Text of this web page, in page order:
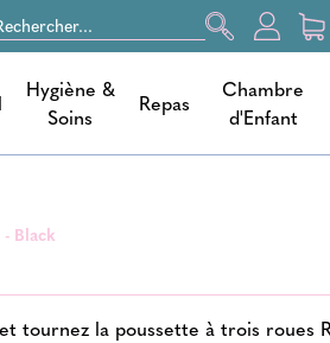
Hygiène &
Soins
Repas
Chambre
d'Enfant
Black
et tournez la poussette à trois roues